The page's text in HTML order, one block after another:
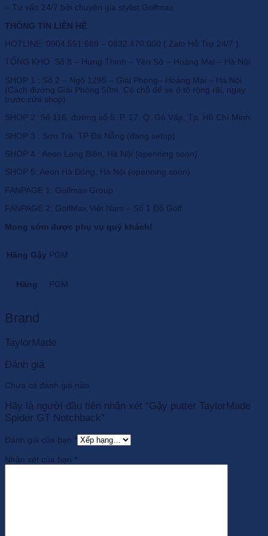
– Tư vấn 24/7 bởi chuyên gia stylist Golfmax
THÔNG TIN LIÊN HỆ
HOTLINE: 0904.551.689 – 0832.470.000 ( Zalo Hỗ Trợ 24/7 ).
TỔNG KHO: Số 8 – Hưng Thịnh – Yên Sở – Hoàng Mai – Hà Nội
SHOP 1 : Số 2 – Ngõ 1295 – Giải Phóng– Hoàng Mai – Hà Nội
(Cách đường Giải Phóng 50m. Có chỗ để xe ô tô rộng rãi, ngay
trước cửa shop)
SHOP 2 :Số 116, đường số 5, P. 17, Q. Gò Vấp, Tp. Hồ Chí Minh.
SHOP 3 : Sơn Trà, TP Đà Nẵng (đang setup)
SHOP 4 : Aeon Long Biên, Hà Nội (openning soon)
SHOP 5: Aeon Hà Đông, Hà Nội (openning soon)
FANPAGE 1: Golfmax Group
FANPAGE 2: GolfMax Việt Nam – Số 1 Đồ Golf
Mong sớm được phụ vụ quý khách!
Hãng Gậy PGM
Hãng PGM
Brand
TaylorMade
Đánh giá
Chưa có đánh giá nào.
Hãy là người đầu tiên nhận xét “Gậy putter TaylorMade
Spider GT Notchback”
Đánh giá của bạn *
Nhận xét của bạn *